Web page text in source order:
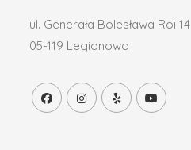
ul. Generała Bolesława Roi 14
05-119 Legionowo